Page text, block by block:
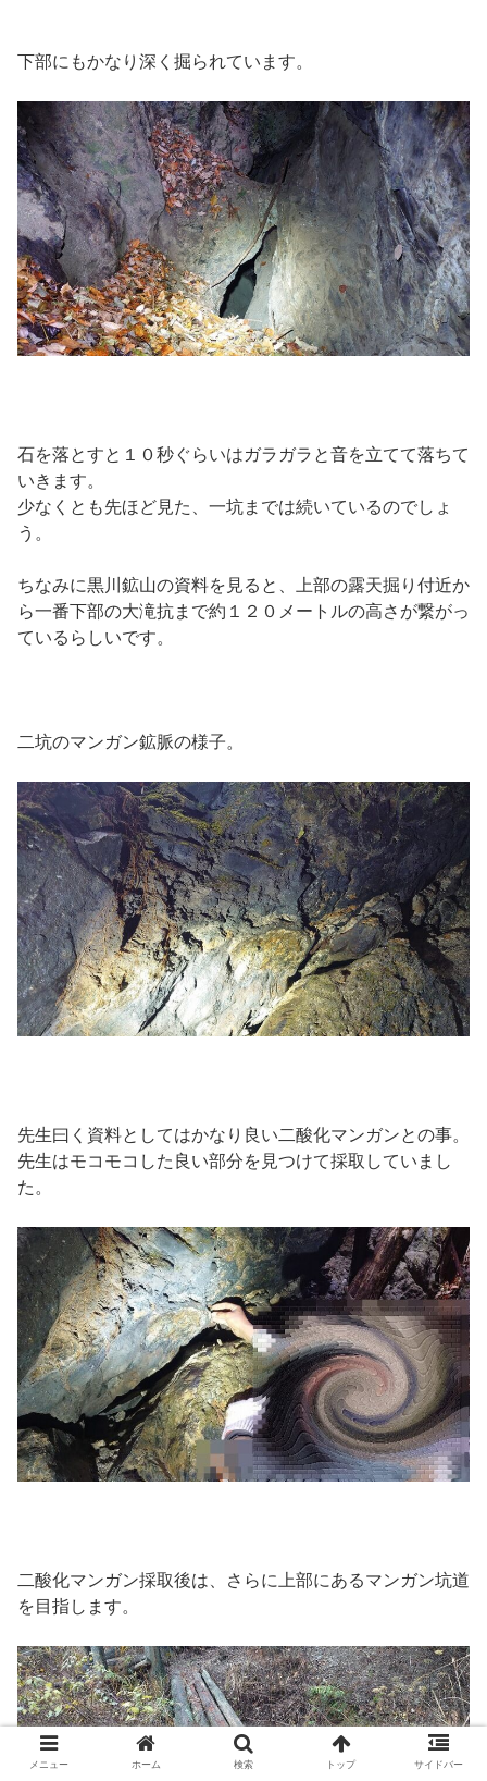
下部にもかなり深く掘られています。
石を落とすと１０秒ぐらいはガラガラと音を立てて落ちて
いきます。
少なくとも先ほど見た、一坑までは続いているのでしょ
う。
ちなみに黒川鉱山の資料を見ると、上部の露天掘り付近か
ら一番下部の大滝抗まで約１２０メートルの高さが繋がっ
ているらしいです。
二坑のマンガン鉱脈の様子。
先生曰く資料としてはかなり良い二酸化マンガンとの事。
先生はモコモコした良い部分を見つけて採取していまし
た。
二酸化マンガン採取後は、さらに上部にあるマンガン坑道
を目指します。
メニュー ホーム 検索 トップ サイドバー